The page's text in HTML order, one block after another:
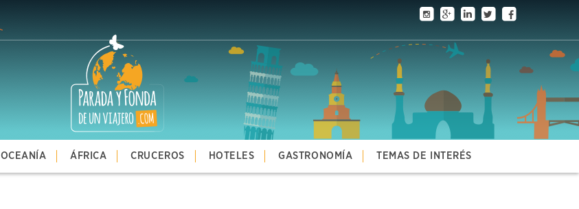
OCEANÍA ÁFRICA CRUCEROS HOTELES GASTRONOMÍA TEMAS DE INTERÉS